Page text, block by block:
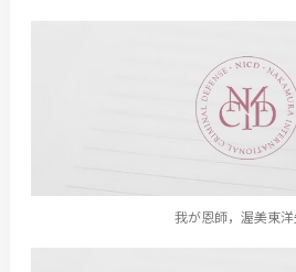
我が恩師，渥美東